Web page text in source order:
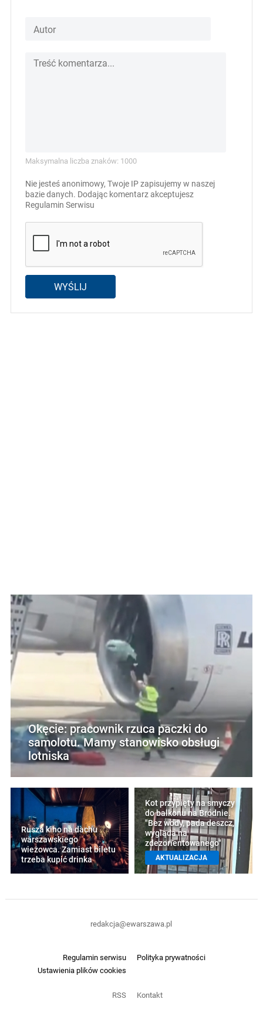
Maksymalna liczba znaków: 1000
Nie jesteś anonimowy, Twoje IP zapisujemy w naszej
bazie danych. Dodając komentarz akceptujesz
Regulamin Serwisu
WYŚLIJ
Okęcie: pracownik rzuca paczki do
samolotu. Mamy stanowisko obsługi
lotniska
Rusza kino na dachu
warszawskiego
wieżowca. Zamiast biletu
trzeba kupić drinka
Kot przypięty na smyczy
do balkonu na Bródnie.
"Bez wody, pada deszcz,
wygląda na
zdezorientowanego"
AKTUALIZACJA
Regulamin serwisu
Polityka prywatności
Ustawienia plików cookies
RSS Kontakt
redakcja@ewarszawa.pl